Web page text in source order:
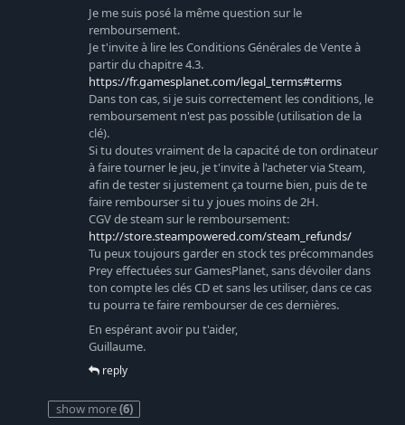
Je me suis posé la même question sur le
remboursement.
Je t'invite à lire les Conditions Générales de Vente à
partir du chapitre 4.3.
https://fr.gamesplanet.com/legal_terms#terms
Dans ton cas, si je suis correctement les conditions, le
remboursement n'est pas possible (utilisation de la
clé).
Si tu doutes vraiment de la capacité de ton ordinateur
à faire tourner le jeu, je t'invite à l'acheter via Steam,
afin de tester si justement ça tourne bien, puis de te
faire rembourser si tu y joues moins de 2H.
CGV de steam sur le remboursement:
http://store.steampowered.com/steam_refunds/
Tu peux toujours garder en stock tes précommandes
Prey effectuées sur GamesPlanet, sans dévoiler dans
ton compte les clés CD et sans les utiliser, dans ce cas
tu pourra te faire rembourser de ces dernières.
En espérant avoir pu t'aider,
Guillaume.
reply
show more(6)